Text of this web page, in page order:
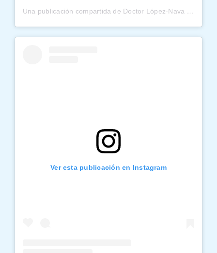
Una publicación compartida de Doctor López-Nava (@obesidadlopeznava)
Ver esta publicación en Instagram